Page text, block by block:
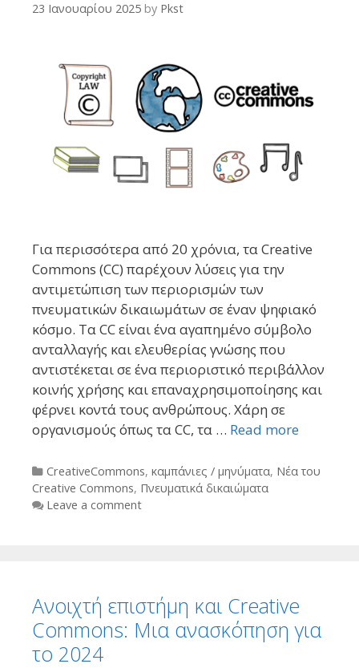
23 Ιανουαρίου 2025 by Pkst
Για περισσότερα από 20 χρόνια, τα Creative
Commons (CC) παρέχουν λύσεις για την
αντιμετώπιση των περιορισμών των
πνευματικών δικαιωμάτων σε έναν ψηφιακό
κόσμο. Τα CC είναι ένα αγαπημένο σύμβολο
ανταλλαγής και ελευθερίας γνώσης που
αντιστέκεται σε ένα περιοριστικό περιβάλλον
κοινής χρήσης και επαναχρησιμοποίησης και
φέρνει κοντά τους ανθρώπους. Χάρη σε
οργανισμούς όπως τα CC, τα … Read more
Categories
CreativeCommons, καμπάνιες / μηνύματα, Νέα του
Creative Commons, Πνευματικά δικαιώματα
Leave a comment
Ανοιχτή επιστήμη και Creative
Commons: Μια ανασκόπηση για
το 2024